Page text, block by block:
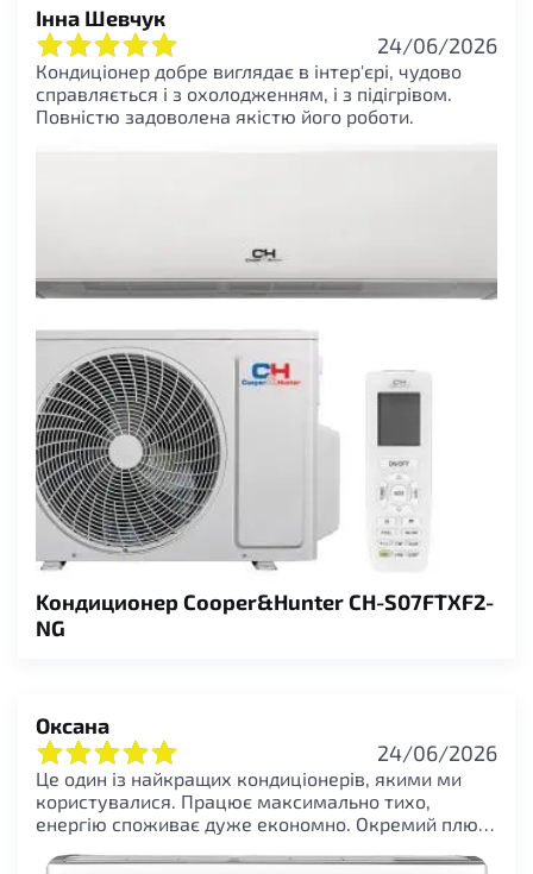
Інна Шевчук
24/06/2026
Кондиціонер добре виглядає в інтер'єрі, чудово
справляється і з охолодженням, і з підігрівом.
Повністю задоволена якістю його роботи.
Kондиционер Cooper&Hunter CH-S07FTXF2-
NG
Оксана
24/06/2026
Це один із найкращих кондиціонерів, якими ми
користувалися. Працює максимально тихо,
енергію споживає дуже економно. Окремий плюс